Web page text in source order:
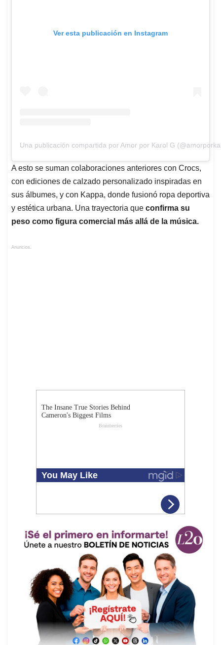
Ver esta publicación en Instagram
Una publicación compartida por Amor por Karol G
A esto se suman colaboraciones anteriores con Crocs,
con ediciones de calzado personalizado inspiradas en
sus álbumes, y con Kappa, donde fusionó ropa deportiva
y estética urbana. Una trayectoria que confirma su
peso como figura comercial más allá de la música.
Anuncios.